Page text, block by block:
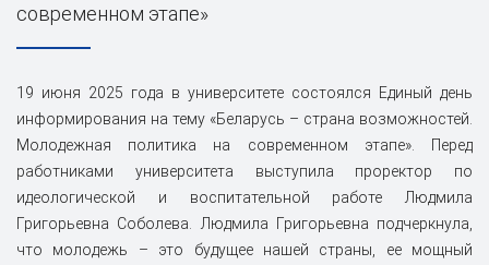
современном этапе»
19 июня 2025 года в университете состоялся Единый день
информирования на тему «Беларусь – страна возможностей.
Молодежная политика на современном этапе». Перед
работниками университета выступила проректор по
идеологической и воспитательной работе Людмила
Григорьевна Соболева. Людмила Григорьевна подчеркнула,
что молодежь – это будущее нашей страны, ее мощный